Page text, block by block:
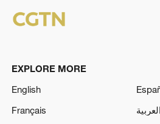
EXPLORE MORE
English
Français
العربية